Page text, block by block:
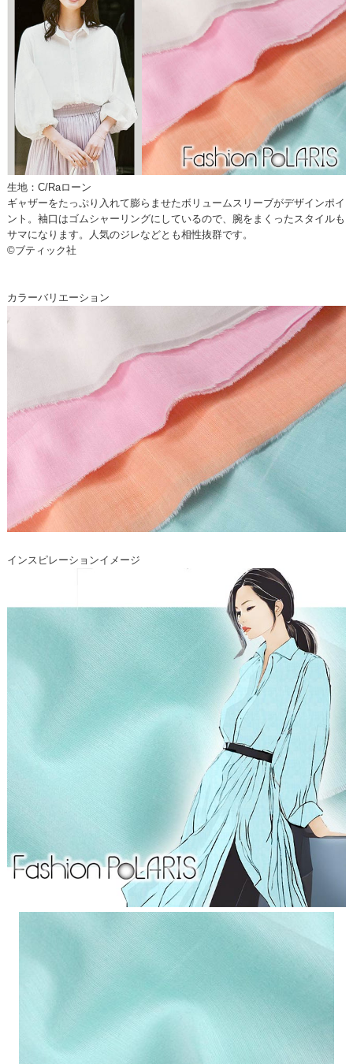
生地：C/Raローン
ギャザーをたっぷり入れて膨らませたボリュームスリーブがデザインポイ
ント。袖口はゴムシャーリングにしているので、腕をまくったスタイルも
サマになります。人気のジレなどとも相性抜群です。
©ブティック社
カラーバリエーション
インスピレーションイメージ